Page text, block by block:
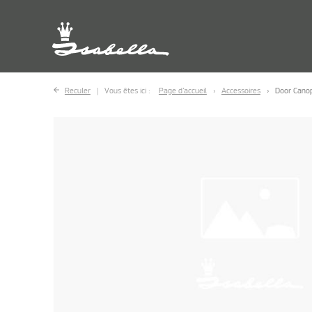
Reculer Vous êtes ici : Page d’accueil Accessoires Door